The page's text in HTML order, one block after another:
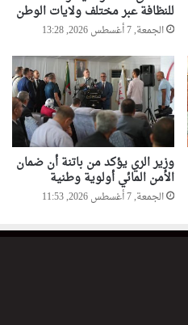
للنظافة عبر مختلف ولايات الوطن
الجمعة, 7 أغسطس 2026, 13:28
وزير الري يؤكد من باتنة أن ضمان
الأمن المائي أولوية وطنية
الجمعة, 7 أغسطس 2026, 11:53